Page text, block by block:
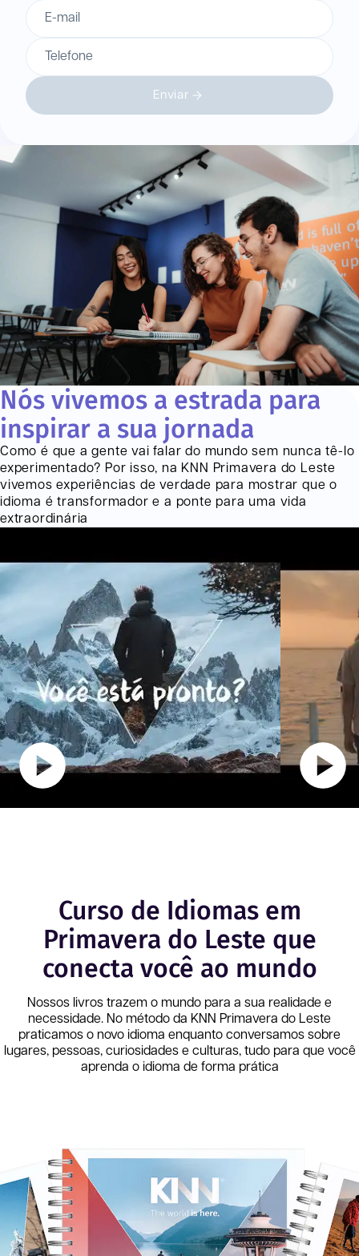
E-mail
Telefone
Enviar
Nós vivemos a estrada para
inspirar a sua jornada
Como é que a gente vai falar do mundo sem nunca tê-lo
experimentado? Por isso, na KNN Primavera do Leste
vivemos experiências de verdade para mostrar que o
idioma é transformador e a ponte para uma vida
extraordinária
Curso de Idiomas em
Primavera do Leste que
conecta você ao mundo
Nossos livros trazem o mundo para a sua realidade e
necessidade. No método da KNN Primavera do Leste
praticamos o novo idioma enquanto conversamos sobre
lugares, pessoas, curiosidades e culturas, tudo para que você
aprenda o idioma de forma prática